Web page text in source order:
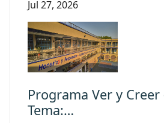
Jul 27, 2026
Programa Ver y
Tema:…